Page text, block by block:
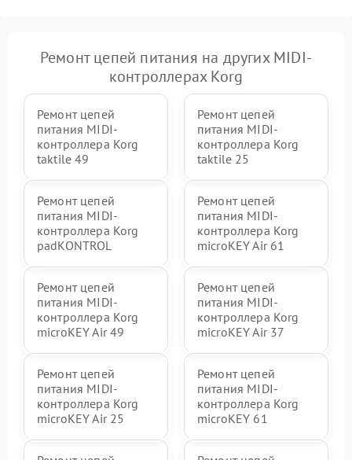
Ремонт цепей питания на других MIDI-
контроллерах Korg
Ремонт цепей
питания MIDI-
контроллера Korg
taktile 49
Ремонт цепей
питания MIDI-
контроллера Korg
taktile 25
Ремонт цепей
питания MIDI-
контроллера Korg
padKONTROL
Ремонт цепей
питания MIDI-
контроллера Korg
microKEY Air 61
Ремонт цепей
питания MIDI-
контроллера Korg
microKEY Air 49
Ремонт цепей
питания MIDI-
контроллера Korg
microKEY Air 37
Ремонт цепей
питания MIDI-
контроллера Korg
microKEY Air 25
Ремонт цепей
питания MIDI-
контроллера Korg
microKEY 61